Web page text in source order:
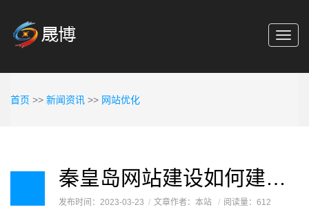
首页 >> 新闻资讯 >> 网站优化
秦皇岛网站建设如何建设企业网站，常见方法介绍！
发布时间：2023-03-23 文章作者：本站 阅读量：612